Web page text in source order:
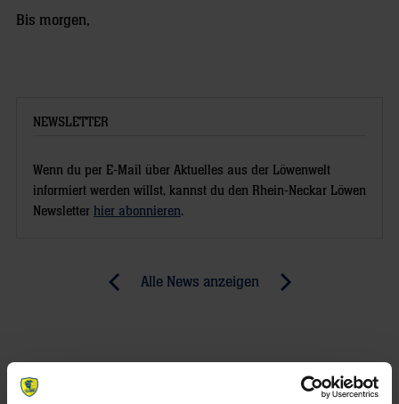
Bis morgen,
NEWSLETTER
Wenn du per E-Mail über Aktuelles aus der Löwenwelt
informiert werden willst, kannst du den Rhein-Neckar Löwen
Newsletter hier abonnieren.
Alle News anzeigen